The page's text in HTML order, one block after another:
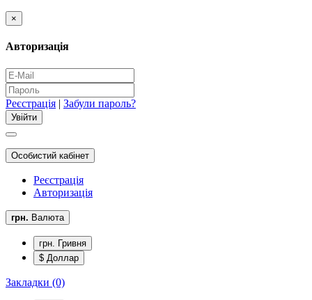
×
Авторизація
Реєстрація | Забули пароль?
Особистий кабінет
Реєстрація
Авторизація
грн. Валюта
грн. Гривня
$ Доллар
Закладки (0)